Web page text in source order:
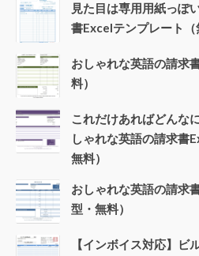
見た目は専用用紙っぽ
書Excelテンプレート（
おしゃれな英語の請求
料）
これだけあればどんな
しゃれな英語の請求書
無料）
おしゃれな英語の請求
型・無料）
【インボイス対応】ビ